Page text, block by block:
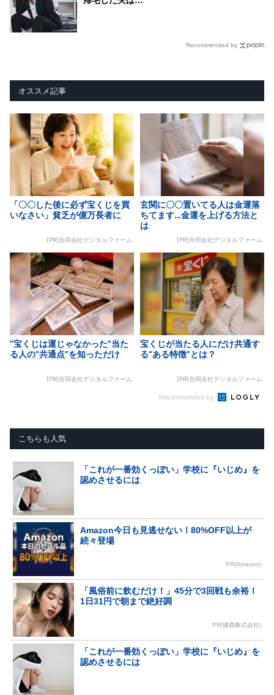
Recommended by
オススメ記事
「〇〇した後に必ず宝くじを買
いなさい」貧乏が億万長者に
[PR]合同会社デジタルファーム
玄関に〇〇置いてる人は金運落
ちてます…金運を上げる方法と
は
[PR]合同会社デジタルファーム
“宝くじは運じゃなかった”当た
る人の“共通点”を知っただけ
[PR]合同会社デジタルファーム
宝くじが当たる人にだけ共通す
る“ある特徴”とは？
[PR]合同会社デジタルファーム
Recommended by
こちらも人気
「これが一番効くっぽい」学校に『いじめ』を
認めさせるには
Amazon今日も見逃せない！80%OFF以上が
続々登場
PR(Amazon)
「風俗前に飲むだけ！」45分で3回戦も余裕！
1日31円で朝まで絶好調
PR(健商株式会社)
「これが一番効くっぽい」学校に『いじめ』を
認めさせるには